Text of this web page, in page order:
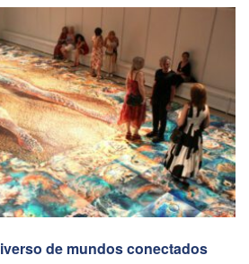
de mundos conectados